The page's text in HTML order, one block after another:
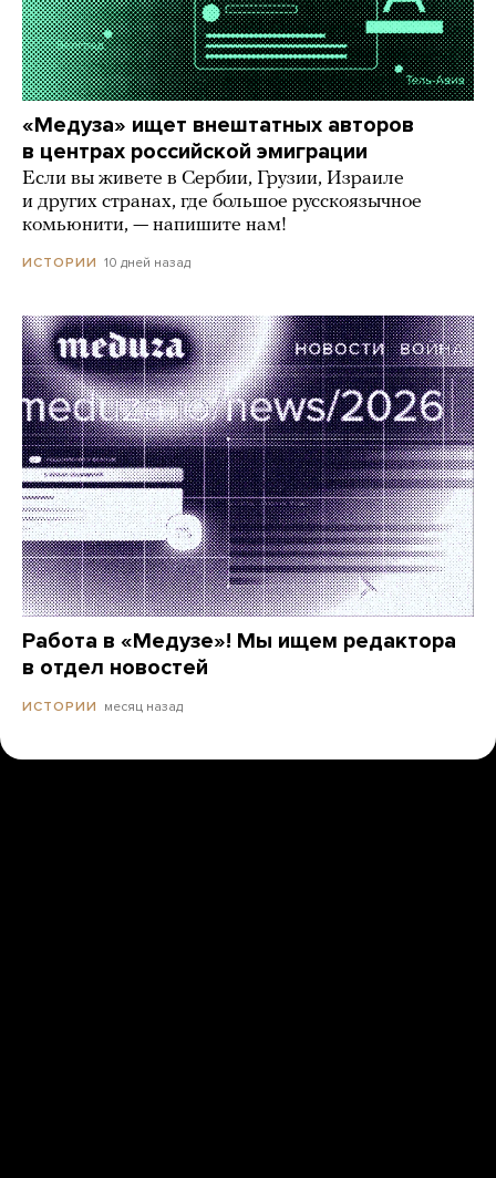
«Медуза» ищет внештатных авторов
в центрах российской эмиграции
Если вы живете в Сербии, Грузии, Израиле
и других странах, где большое русскоязычное
комьюнити, — напишите нам!
ИСТОРИИ 10 дней назад
Работа в «Медузе»! Мы ищем редактора
в отдел новостей
ИСТОРИИ месяц назад